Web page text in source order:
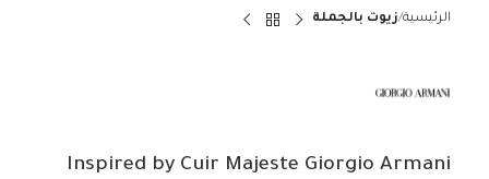
الرئيسية زيوت بالجملة
Inspired by Cuir Majeste Giorgio Armani